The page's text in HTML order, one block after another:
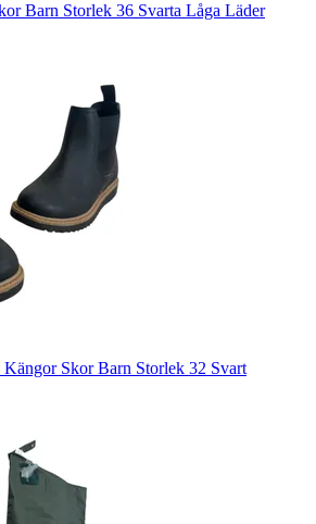
Barn Storlek 36 Svarta Låga Läder
Skor Barn Storlek 32 Svart